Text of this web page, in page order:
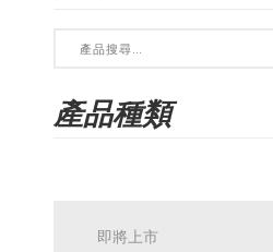
產品種類
即將上市